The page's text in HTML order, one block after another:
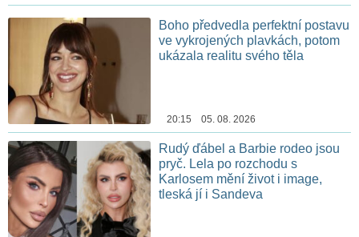
Boho předvedla perfektní postavu
ve vykrojených plavkách, potom
ukázala realitu svého těla
20:15 05. 08. 2026
Rudý ďábel a Barbie rodeo jsou
pryč. Lela po rozchodu s
Karlosem mění život i image,
tleská jí i Sandeva